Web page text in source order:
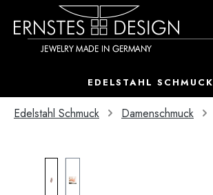
Hauptinhalt springen
Zur Suche springen
Zur Hauptnavigation springen
EDELSTAHL SCHMUCK
Edelstahl Schmuck Damenschmuck